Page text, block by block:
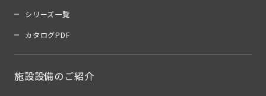
シリーズ一覧
カタログPDF
施設設備のご紹介